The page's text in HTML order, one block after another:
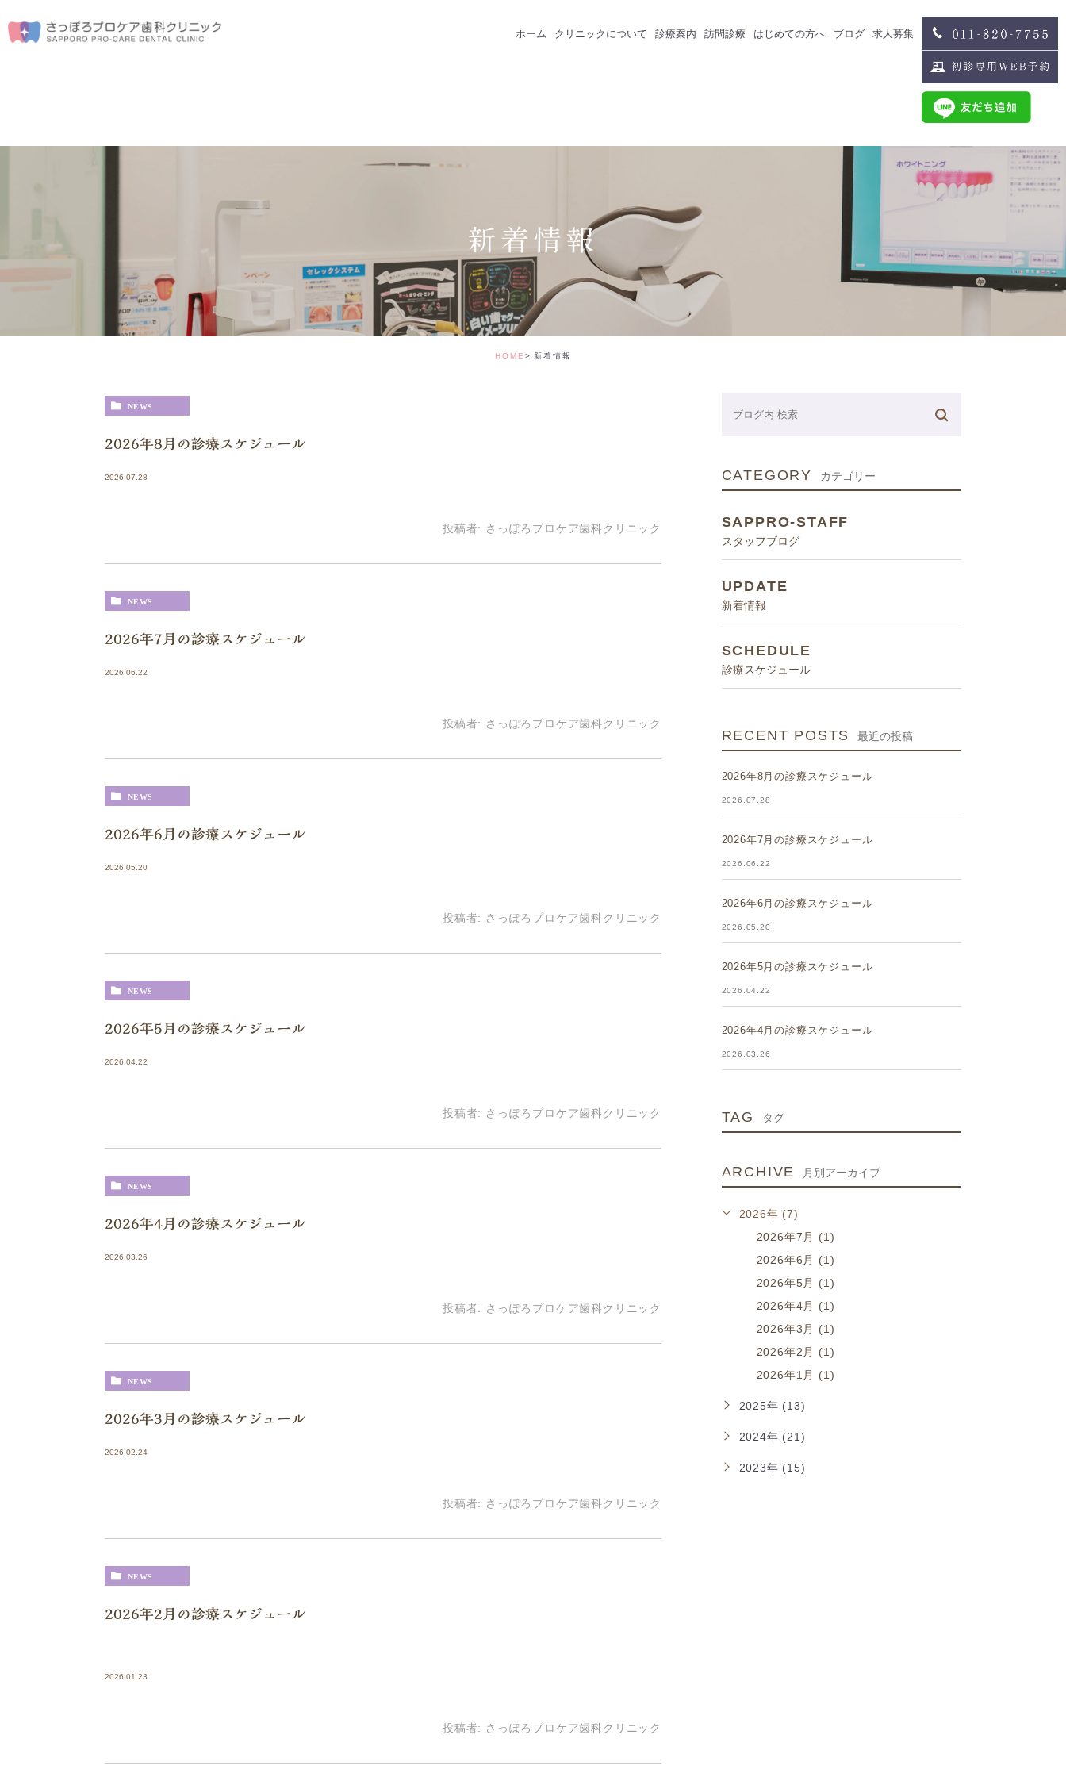
ホーム クリニックについて 診療案内
ホワイトニング
訪問診療 はじめての方へ ブログ 求人募集
歯科衛生士募集
スタッフインタビュー
新着情報
HOME 新着情報
NEWS
2026年8月の診療スケジュール
2026.07.28
投稿者: さっぽろプロケア歯科クリニック
NEWS
2026年7月の診療スケジュール
2026.06.22
投稿者: さっぽろプロケア歯科クリニック
NEWS
2026年6月の診療スケジュール
2026.05.20
投稿者: さっぽろプロケア歯科クリニック
NEWS
2026年5月の診療スケジュール
2026.04.22
投稿者: さっぽろプロケア歯科クリニック
NEWS
2026年4月の診療スケジュール
2026.03.26
投稿者: さっぽろプロケア歯科クリニック
NEWS
2026年3月の診療スケジュール
2026.02.24
投稿者: さっぽろプロケア歯科クリニック
NEWS
2026年2月の診療スケジュール
2026.01.23
投稿者: さっぽろプロケア歯科クリニック
CATEGORY カテゴリー
SAPPRO-STAFF
スタッフブログ
UPDATE
新着情報
SCHEDULE
診療スケジュール
RECENT POSTS 最近の投稿
2026年8月の診療スケジュール
2026.07.28
2026年7月の診療スケジュール
2026.06.22
2026年6月の診療スケジュール
2026.05.20
2026年5月の診療スケジュール
2026.04.22
2026年4月の診療スケジュール
2026.03.26
TAG タグ
ARCHIVE 月別アーカイブ
2026年 (7)
2026年7月 (1)
2026年6月 (1)
2026年5月 (1)
2026年4月 (1)
2026年3月 (1)
2026年2月 (1)
2026年1月 (1)
2025年 (13)
2024年 (21)
2023年 (15)